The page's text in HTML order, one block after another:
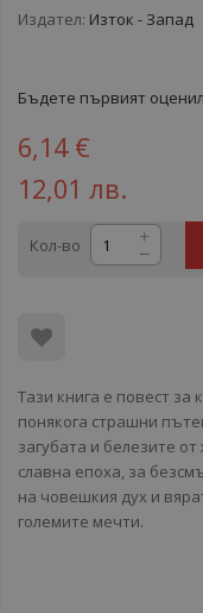
Издател: Изток - Запад
Бъдете първият
6,14 €
12,01 лв.
Кол-во
Tази книга е повест за
понякога страшни
загубата и белезите
славна епоха, за
на човешкия дух и
големите мечти.